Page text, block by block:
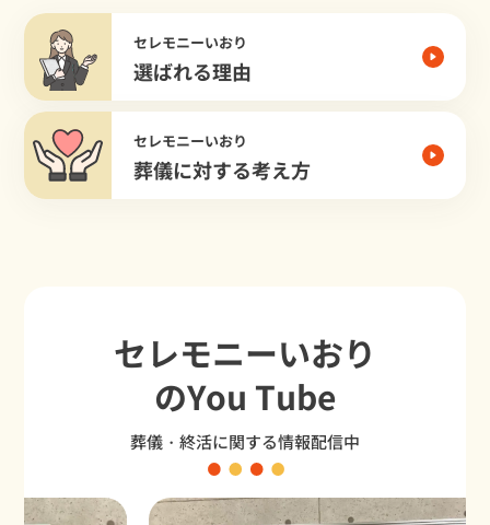
セレモニーいおり
選ばれる理由
セレモニーいおり
葬儀に対する考え方
セレモニーいおり
のYou Tube
葬儀・終活に関する情報配信中